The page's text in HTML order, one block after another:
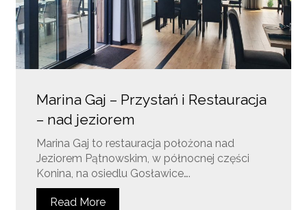
Marina Gaj – Przystań i Restauracja
– nad jeziorem
Marina Gaj to restauracja położona nad
Jeziorem Pątnowskim, w północnej części
Konina, na osiedlu Gosławice….
Read More